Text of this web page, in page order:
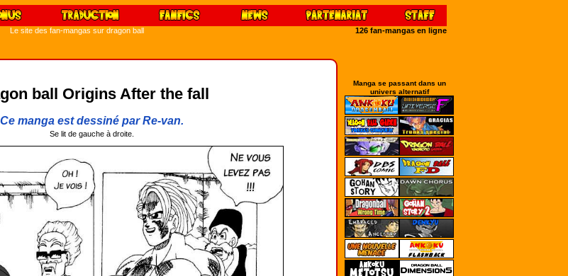
Le site des fan-mangas sur dragon ball 126 fan-mangas en ligne
Manga se passant dans un
univers alternatif
ball Origins After the fall
Ce manga est dessiné par Re-van.
Se lit de gauche à droite.